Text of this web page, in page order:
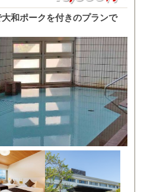
大和ポークを付きのプランで